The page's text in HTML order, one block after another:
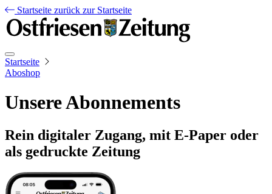
Startseite zurück zur Startseite
Startseite
Aboshop
Unsere Abonnements
Rein digitaler Zugang, mit E-Paper oder
als gedruckte Zeitung